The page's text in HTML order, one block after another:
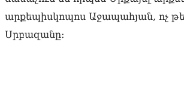
արքեպիսկոպոս Աջապահյան, ոչ
Սրբազանը։